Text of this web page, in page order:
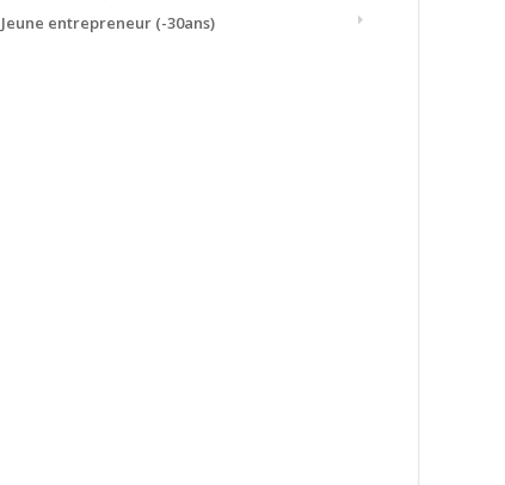
Jeune entrepreneur (-30ans)